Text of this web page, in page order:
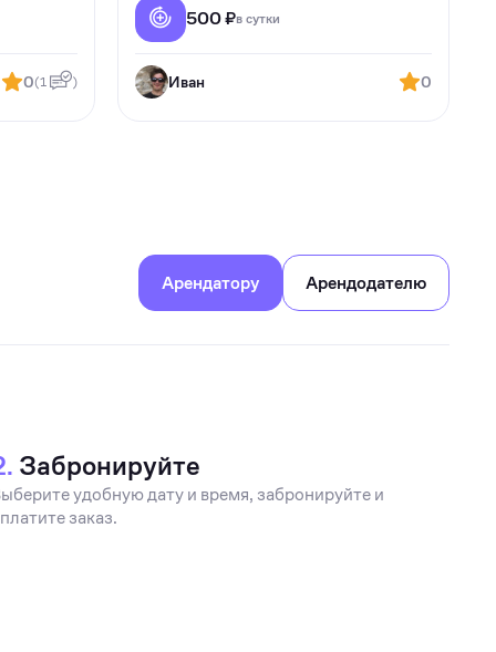
0(1 )
500 ₽в сутки
Иван 0
Арендатору Арендодателю
Забронируйте
удобную дату и время, забронируйте и
заказ.